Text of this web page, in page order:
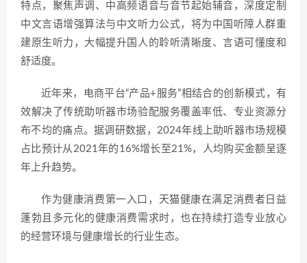
特点，聚焦声调、中高频语音与音节起始辅音，深度定制
中文言语增强算法与中文听力公式，将为中国听障人群重
建原生听力，大幅提升国人的聆听清晰度、言语可懂度和
舒适度。
近年来，电商平台“产品+服务”相结合的创新模式，有
效解决了传统助听器市场验配服务覆盖率低、专业资源分
布不均的痛点。据调研数据，2024年线上助听器市场规模
占比预计从2021年的16%增长至21%，人均购买金额呈逐
年上升趋势。
作为健康消费第一入口，天猫健康在满足消费者日益
蓬勃且多元化的健康消费需求时，也在持续打造专业放心
的经营环境与健康增长的行业生态。